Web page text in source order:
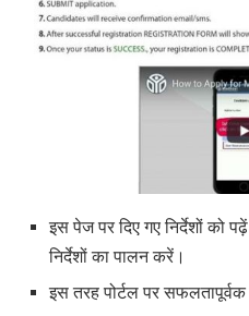
इस पेज पर दिए गए निर्देशों को
निर्देशों का पालन करें।
इस तरह पोर्टल पर सफलतापूर्वक